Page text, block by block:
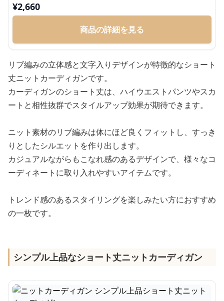
¥2,660
商品の詳細を見る
リブ編みの立体感と文字入りデザインが特徴的なショート
丈ニットカーディガンです。
カーディガンのショート丈は、ハイウエストパンツやスカ
ートと相性抜群でスタイルアップ効果が期待できます。
ニット素材のリブ編みは体にほど良くフィットし、すっき
りとしたシルエットを作り出します。
カジュアルながらもこなれ感のあるデザインで、様々なコ
ーディネートに取り入れやすいアイテムです。
トレンド感のあるスタイリングを楽しみたい方におすすめ
の一枚です。
シンプル上品なショート丈ニットカーディガン